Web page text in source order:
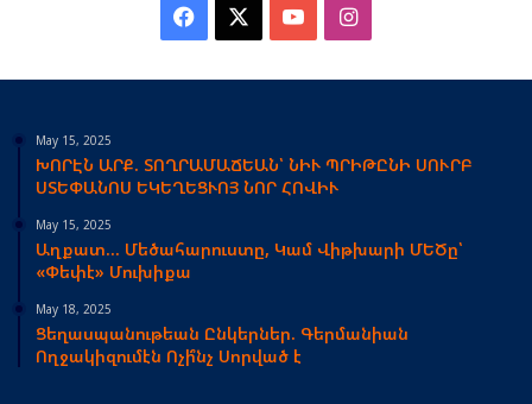
Facebook YouTubeInstagram
May 15, 2025
ԽՈՐԷՆ ԱՐՔ. ՏՈՂՐԱՄԱՃԵԱՆ՝ ՆԻՒ ՊՐԻԹԸՆԻ ՍՈՒՐԲ
ՍՏԵՓԱՆՈՍ ԵԿԵՂԵՑՒՈՅ ՆՈՐ ՀՈՎԻՒ
May 15, 2025
Աղքատ… Մեծահարուստը, Կամ Վիթխարի ՄԵԾը՝
«Փեփէ» Մուխիքա
May 18, 2025
Ցեղասպանութեան Ընկերներ. Գերմանիան
Ողջակիզումէն Ոչի՞նչ Սորված է